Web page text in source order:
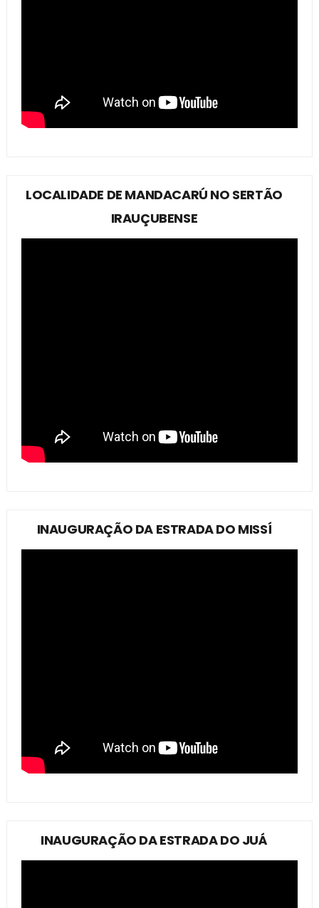
LOCALIDADE DE MANDACARÚ NO SERTÃO
IRAUÇUBENSE
INAUGURAÇÃO DA ESTRADA DO MISSÍ
INAUGURAÇÃO DA ESTRADA DO JUÁ